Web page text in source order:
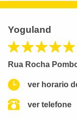
Yoguland
Rua Rocha
ver horario
ver telefone